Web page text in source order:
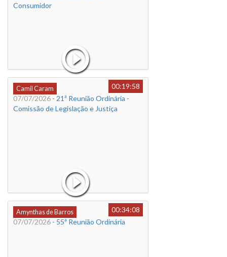
Consumidor
Camil Caram
00:19:58
07/07/2026 - 21ª Reunião Ordinária -
Comissão de Legislação e Justiça
Amynthas de Barros
00:34:08
07/07/2026 - 55ª Reunião Ordinária